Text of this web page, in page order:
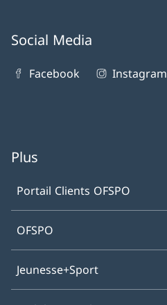
Social Media
Facebook Instagram
Plus
Portail Clients OFSPO
OFSPO
Jeunesse+Sport